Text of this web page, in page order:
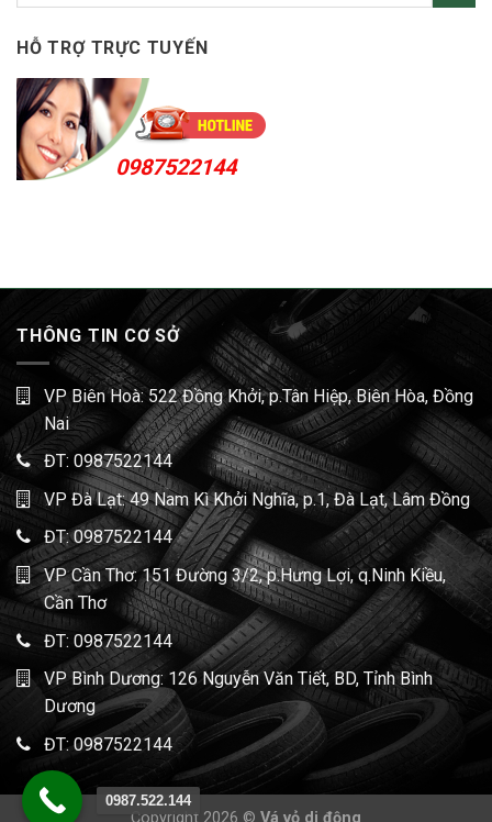
HỖ TRỢ TRỰC TUYẾN
0987522144
THÔNG TIN CƠ SỞ
VP Biên Hoà: 522 Đồng Khởi, p.Tân Hiệp, Biên Hòa, Đồng
Nai
ĐT: 0987522144
VP Đà Lạt: 49 Nam Kì Khởi Nghĩa, p.1, Đà Lạt, Lâm Đồng
ĐT:0987522144
VP Cần Thơ: 151 Đường 3/2, p.Hưng Lợi, q.Ninh Kiều,
Cần Thơ
ĐT: 0987522144
VP Bình Dương: 126 Nguyễn Văn Tiết, BD, Tỉnh Bình
Dương
ĐT: 0987522144
0987.522.144